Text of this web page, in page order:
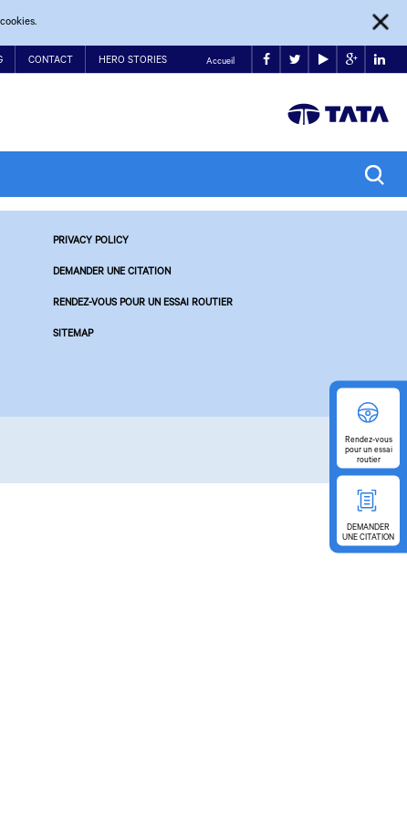
CONTACT HERO STORIES Accueil
PRIVACY POLICY
DEMANDER UNE CITATION
RENDEZ-VOUS POUR UN ESSAI ROUTIER
SITEMAP
Rendez-vous
pourun essai
routier
DEMANDER
UNE CITATION